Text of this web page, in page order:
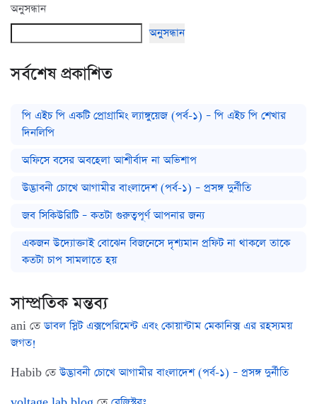
অনুসন্ধান
অনুসন্ধান
সর্বশেষ প্রকাশিত
পি এইচ পি একটি প্রোগ্রামিং ল্যাঙ্গুয়েজ (পর্ব-১) – পি এইচ পি শেখার
দিনলিপি
অফিসে বসের অবহেলা আশীর্বাদ না অভিশাপ
উদ্ভাবনী চোখে আগামীর বাংলাদেশ (পর্ব-১) – প্রসঙ্গ দুর্নীতি
জব সিকিউরিটি – কতটা গুরুত্বপূর্ণ আপনার জন্য
একজন উদ্যোক্তাই বোঝেন বিজনেসে দৃশ্যমান প্রফিট না থাকলে তাকে
কতটা চাপ সামলাতে হয়
সাম্প্রতিক মন্তব্য
ani তেডাবল স্লিট এক্সপেরিমেন্ট এবং কোয়ান্টাম মেকানিক্স এর রহস্যময়
জগত!
Habib তেউদ্ভাবনী চোখে আগামীর বাংলাদেশ (পর্ব-১) – প্রসঙ্গ দুর্নীতি